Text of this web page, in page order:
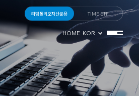
HOME KOR
타임폴리오자산운용 TIME ETF